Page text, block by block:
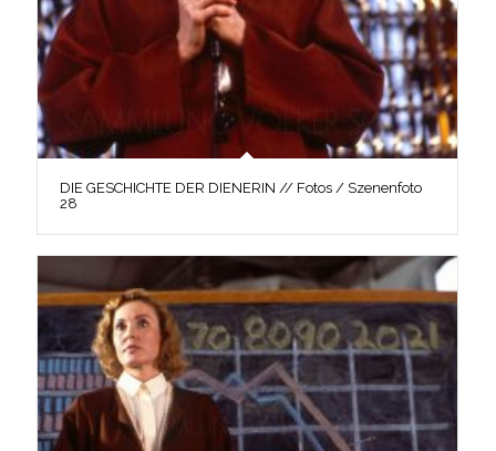
DIE GESCHICHTE DER DIENERIN // Fotos / Szenenfoto
28